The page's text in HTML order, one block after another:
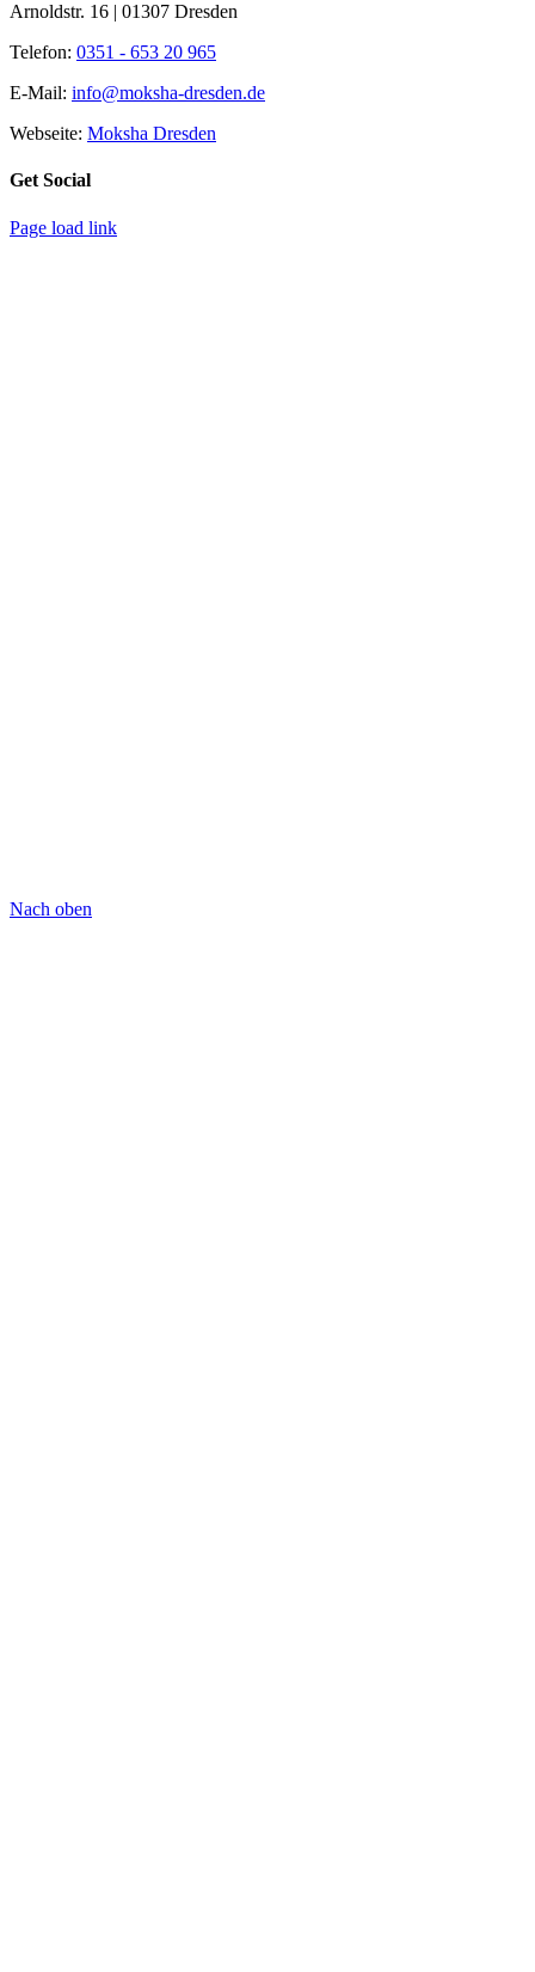
Arnoldstr. 16 | 01307 Dresden
Telefon: 0351 - 653 20 965
E-Mail: info@moksha-dresden.de
Webseite: Moksha Dresden
Get Social
Page load link
Nach oben